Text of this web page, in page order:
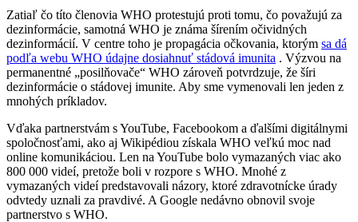
Zatiaľ čo títo členovia WHO protestujú proti tomu, čo považujú za
dezinformácie, samotná WHO je známa šírením očividných
dezinformácií. V centre toho je propagácia očkovania, ktorým sa dá
podľa webu WHO údajne dosiahnuť stádová imunita . Výzvou na
permanentné „posilňovače“ WHO zároveň potvrdzuje, že šíri
dezinformácie o stádovej imunite. Aby sme vymenovali len jeden z
mnohých príkladov.
Vďaka partnerstvám s YouTube, Facebookom a ďalšími digitálnymi
spoločnosťami, ako aj Wikipédiou získala WHO veľkú moc nad
online komunikáciou. Len na YouTube bolo vymazaných viac ako
800 000 videí, pretože boli v rozpore s WHO. Mnohé z
vymazaných videí predstavovali názory, ktoré zdravotnícke úrady
odvtedy uznali za pravdivé. A Google nedávno obnovil svoje
partnerstvo s WHO.